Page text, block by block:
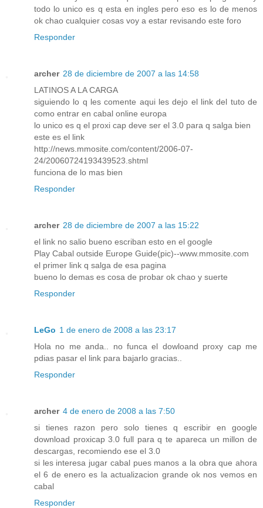
todo lo unico es q esta en ingles pero eso es lo de menos
ok chao cualquier cosas voy a estar revisando este foro
Responder
archer 28 de diciembre de 2007 a las 14:58
LATINOS A LA CARGA
siguiendo lo q les comente aqui les dejo el link del tuto de
como entrar en cabal online europa
lo unico es q el proxi cap deve ser el 3.0 para q salga bien
este es el link
http://news.mmosite.com/content/2006-07-
24/20060724193439523.shtml
funciona de lo mas bien
Responder
archer 28 de diciembre de 2007 a las 15:22
el link no salio bueno escriban esto en el google
Play Cabal outside Europe Guide(pic)--www.mmosite.com
el primer link q salga de esa pagina
bueno lo demas es cosa de probar ok chao y suerte
Responder
LeGo 1 de enero de 2008 a las 23:17
Hola no me anda.. no funca el dowloand proxy cap me
pdias pasar el link para bajarlo gracias..
Responder
archer 4 de enero de 2008 a las 7:50
si tienes razon pero solo tienes q escribir en google
download proxicap 3.0 full para q te apareca un millon de
descargas, recomiendo ese el 3.0
si les interesa jugar cabal pues manos a la obra que ahora
el 6 de enero es la actualizacion grande ok nos vemos en
cabal
Responder